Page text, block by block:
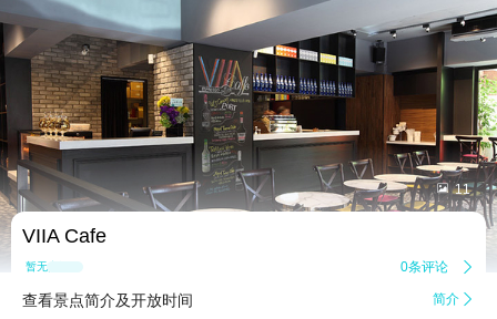
 11
VIIA Cafe
暂无点评 0条评论 
查看景点简介及开放时间 简介 
